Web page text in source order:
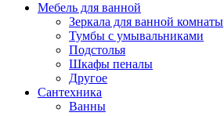
Мебель для ванной
Зеркала для ванной комнаты
Тумбы с умывальниками
Подстолья
Шкафы пеналы
Другое
Сантехника
Ванны